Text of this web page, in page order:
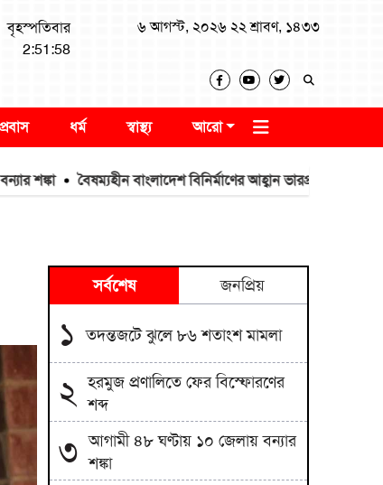
বৃহস্পতিবার
2:51:59
৬ আগস্ট, ২০২৬ ২২ শ্রাবণ, ১৪৩৩
প্রবাস ধর্ম স্বাস্থ্য আরো
বৈষম্যহীন বাংলাদেশ বিনির্মাণের আহ্বান ভারপ্রাপ্ত স্পিকার
সর্বশেষ জনপ্রিয়
১ তদন্তজটে ঝুলে ৮৬ শতাংশ মামলা
২ হরমুজ প্রণালিতে ফের বিস্ফোরণের
শব্দ
৩ আগামী ৪৮ ঘণ্টায় ১০ জেলায় বন্যার
শঙ্কা